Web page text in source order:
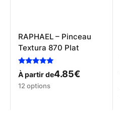
RAPHAEL – Pinceau
Textura 870 Plat
Note
5.00
sur 5
À partir de4.85€
Ce
12 options